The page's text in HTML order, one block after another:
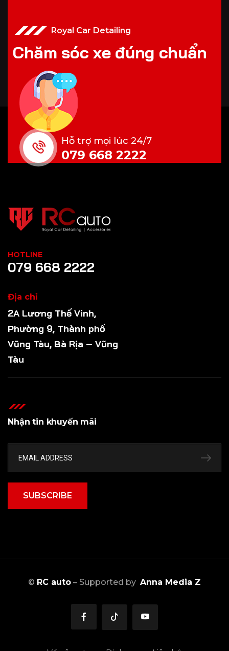
Royal Car Detailing
Chăm sóc xe đúng chuẩn
Hỗ trợ mọi lúc 24/7
079 668 2222
HOTLINE
079 668 2222
Địa chỉ
2A Lương Thế Vinh,
Phường 9, Thành phố
Vũng Tàu, Bà Rịa – Vũng
Tàu
Nhận tin khuyến mãi
SUBSCRIBE
© RC auto – Supported by Anna Media Z